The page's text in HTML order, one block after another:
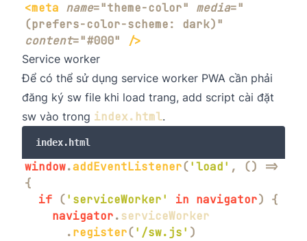
<meta name="theme-color" media="
(prefers-color-scheme: dark)"
content="#000" />
Service worker
Để có thể sử dụng service worker PWA cần phải
đăng ký sw file khi load trang, add script cài đặt
sw vào trong index.html.
index.html
window.addEventListener('load' , ()
=>
{
if ('serviceWorker' in navigator)
{
navigator.serviceWorker
.register('/sw.js' )